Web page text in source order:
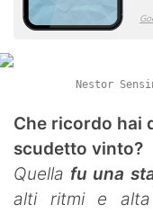
Nestor
Che ricordo hai
scudetto vinto?
Quella fu una
alti ritmi e alta